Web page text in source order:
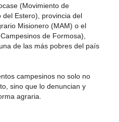
(Movimiento de
del Estero), provincia del
Misionero (MAM) o el
de Formosa),
de las más pobres del país
campesinos no solo no
sino que lo denuncian y
agraria.